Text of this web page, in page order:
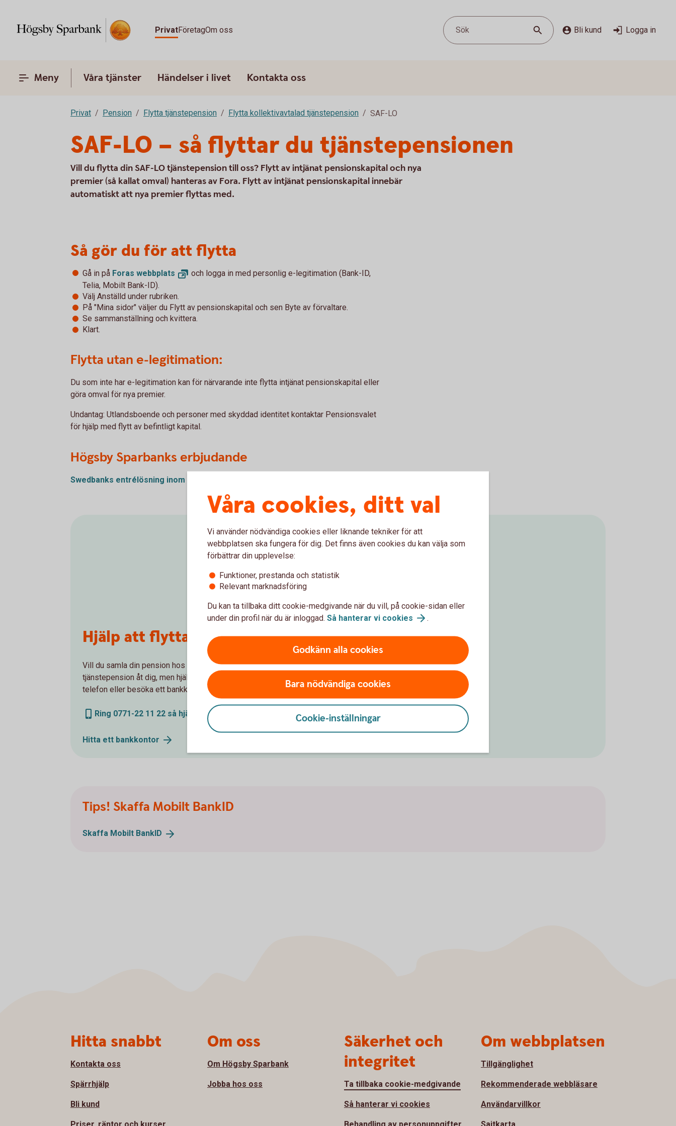
PrivatFöretagOm oss Sök Bli kund Logga in
Meny Våra tjänster Händelser i livet Kontakta oss
Privat Pension Flytta tjänstepension Flytta kollektivavtalad tjänstepension SAF-LO
SAF-LO – så flyttar du tjänstepensionen
Vill du flytta din SAF-LO tjänstepension till oss? Flytt av intjänat pensionskapital och nya
premier (så kallat omval) hanteras av Fora. Flytt av intjänat pensionskapital innebär
automatiskt att nya premier flyttas med.
Så gör du för att flytta
Gå in på Foras webbplats
och logga in med personlig e-legitimation (Bank-ID,
Telia, Mobilt Bank-ID).
Välj Anställd under rubriken.
På "Mina sidor" väljer du Flytt av pensionskapital och sen Byte av förvaltare.
Se sammanställning och kvittera.
Klart.
Flytta utan e-legitimation:
Du som inte har e-legitimation kan för närvarande inte flytta intjänat pensionskapital eller
göra omval för nya premier.
Undantag: Utlandsboende och personer med skyddad identitet kontaktar Pensionsvalet
för hjälp med flytt av befintligt kapital.
Högsby Sparbanks erbjudande
Swedbanks entrélösning inom SAF-LO
Hjälp att flytta tjänstepension
Vill du samla din pension hos oss och få en bättre överblick? Vi kan inte flytta din
tjänstepension åt dig, men hjälper gärna till med det. Välkommen att kontakta oss på
telefon eller besöka ett bankkontor.
Ring 0771-22 11 22 så hjälper vi dig flytta tjänstepensionen
Hitta ett bankkontor
flytt av pension
Tips! Skaffa Mobilt BankID
Skaffa Mobilt BankID
Våra cookies, ditt val
Vi använder nödvändiga cookies eller liknande tekniker för att
webbplatsen ska fungera för dig. Det finns även cookies du kan välja som
förbättrar din upplevelse:
Funktioner, prestanda och statistik
Relevant marknadsföring
Du kan ta tillbaka ditt cookie-medgivande när du vill, på cookie-sidan eller
under din profil när du är inloggad. Så hanterar vi cookies .
Godkänn alla cookies
Bara nödvändiga cookies
Cookie-inställningar
Hitta snabbt
Kontakta oss
Spärrhjälp
Bli kund
Om oss
Om Högsby Sparbank
Jobba hos oss
Säkerhet och
integritet
Ta tillbaka cookie-medgivande
Så hanterar vi cookies
Om webbplatsen
Tillgänglighet
Rekommenderade webbläsare
Användarvillkor